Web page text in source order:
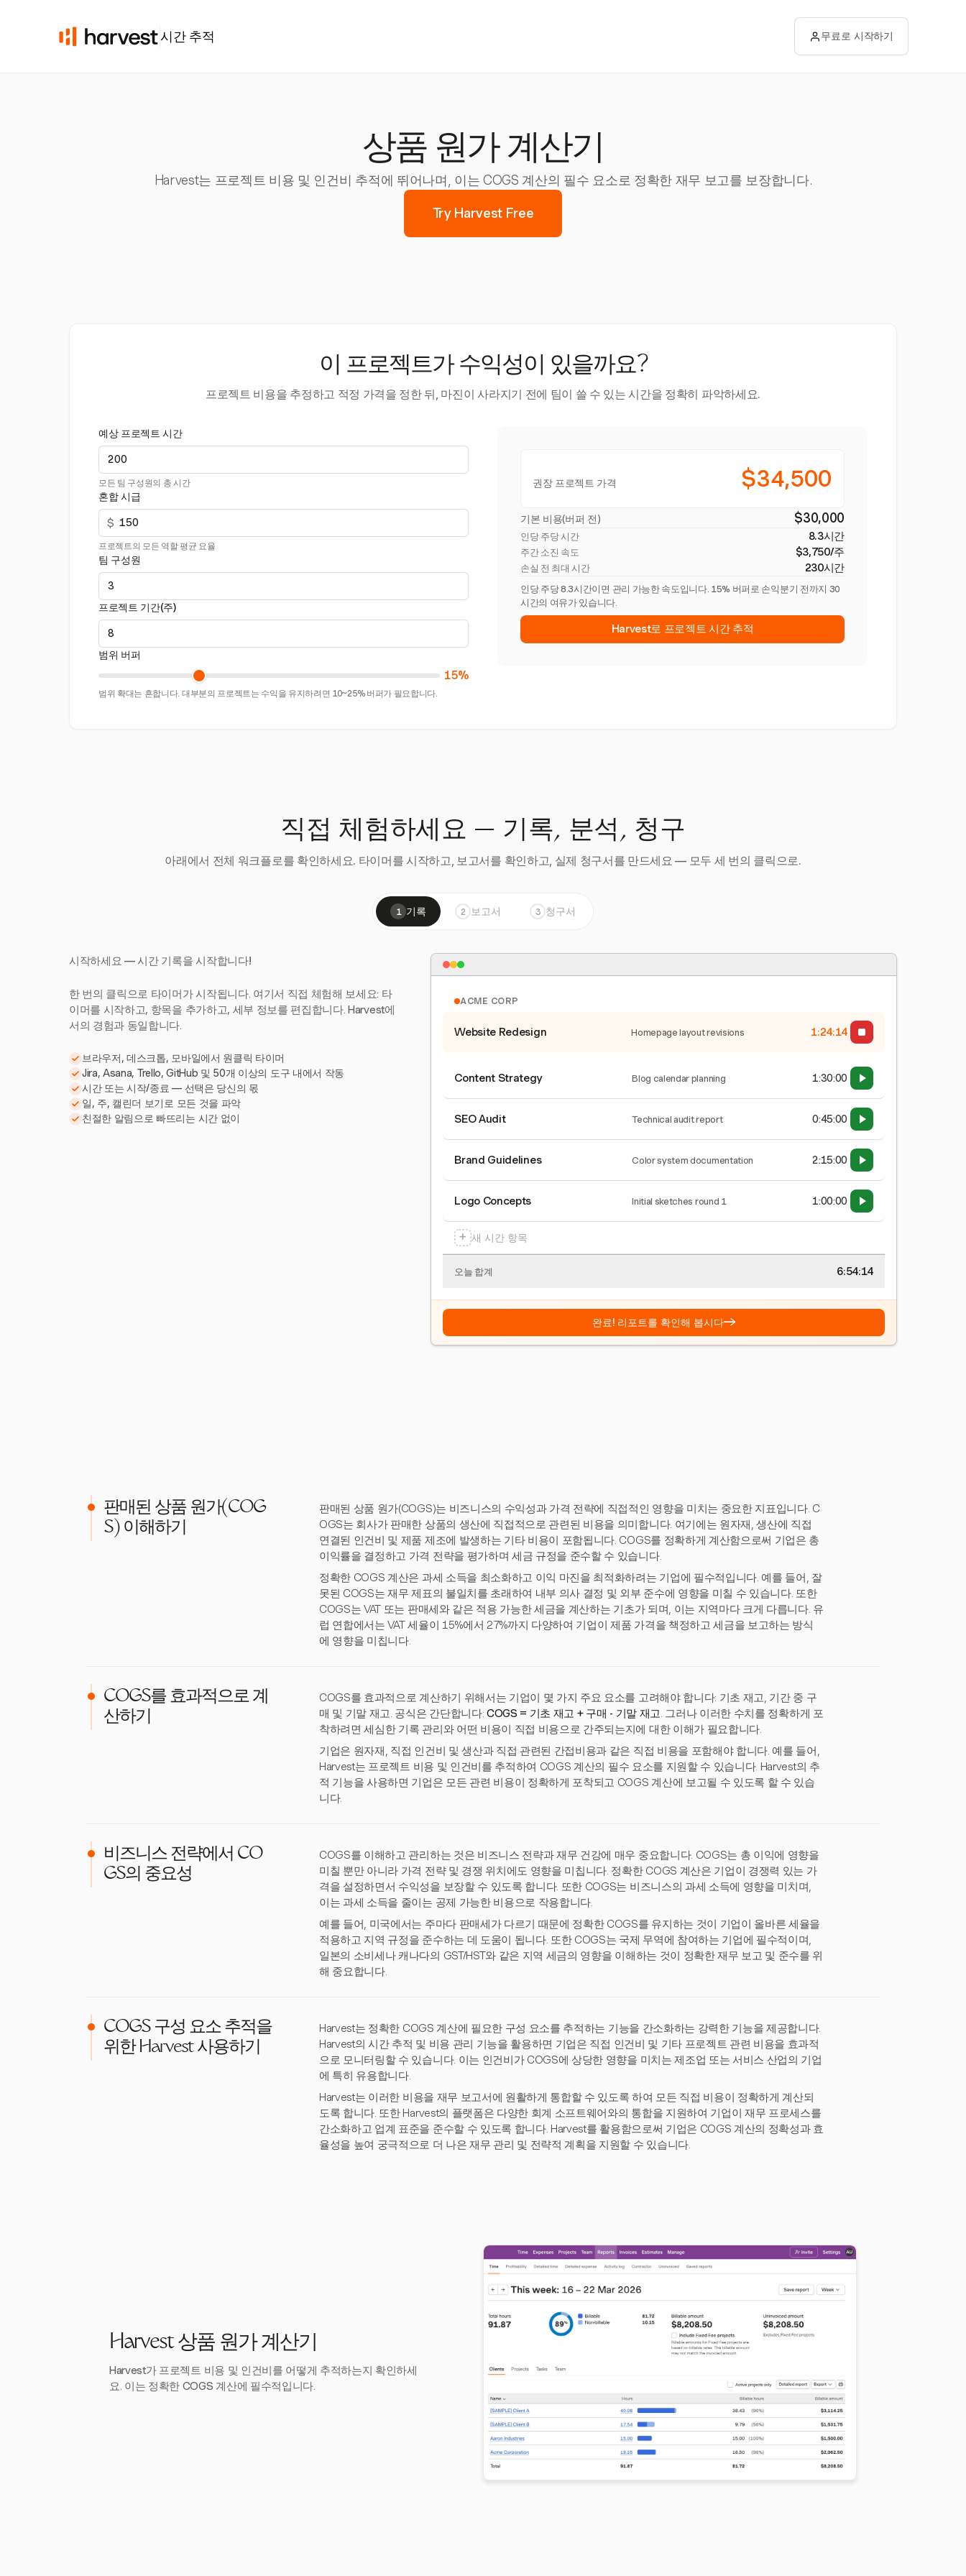
시간 추적 무료로 시작하기
상품 원가 계산기
Harvest는 프로젝트 비용 및 인건비 추적에 뛰어나며, 이는 COGS 계산의 필수 요소로 정확한 재무 보고를 보장합니다.
Try Harvest Free
이 프로젝트가 수익성이 있을까요?
프로젝트 비용을 추정하고 적정 가격을 정한 뒤, 마진이 사라지기 전에 팀이 쓸 수 있는 시간을 정확히 파악하세요.
예상 프로젝트 시간
모든 팀 구성원의 총 시간
혼합 시급
$
프로젝트의 모든 역할 평균 요율
팀 구성원
프로젝트 기간(주)
범위 버퍼
15%
범위 확대는 흔합니다. 대부분의 프로젝트는 수익을 유지하려면 10~25% 버퍼가 필요합니다.
권장 프로젝트 가격 $34,500
기본 비용(버퍼 전) $30,000
인당 주당 시간 8.3시간
주간 소진 속도 $3,750/주
손실 전 최대 시간 230시간
인당 주당 8.3시간이면 관리 가능한 속도입니다. 15% 버퍼로 손익분기 전까지 30
시간의 여유가 있습니다.
Harvest로 프로젝트 시간 추적
직접 체험하세요 — 기록, 분석, 청구
아래에서 전체 워크플로를 확인하세요. 타이머를 시작하고, 보고서를 확인하고, 실제 청구서를 만드세요 — 모두 세 번의 클릭으로.
1 기록 2 보고서 3 청구서
시작하세요 — 시간 기록을 시작합니다!
한 번의 클릭으로 타이머가 시작됩니다. 여기서 직접 체험해 보세요: 타
이머를 시작하고, 항목을 추가하고, 세부 정보를 편집합니다. Harvest에
서의 경험과 동일합니다.
브라우저, 데스크톱, 모바일에서 원클릭 타이머
Jira, Asana, Trello, GitHub 및 50개 이상의 도구 내에서 작동
시간 또는 시작/종료 — 선택은 당신의 몫
일, 주, 캘린더 보기로 모든 것을 파악
친절한 알림으로 빠뜨리는 시간 없이
ACME CORP
Website Redesign Homepage layout revisions 1:24:15
Content Strategy Blog calendar planning 1:30:00
SEO Audit Technical audit report 0:45:00
Brand Guidelines Color system documentation 2:15:00
Logo Concepts Initial sketches round 1 1:00:00
+ 새 시간 항목
오늘 합계 6:54:15
완료! 리포트를 확인해 봅시다→
판매된 상품 원가(COG
S) 이해하기
판매된 상품 원가(COGS)는 비즈니스의 수익성과 가격 전략에 직접적인 영향을 미치는 중요한 지표입니다. C
OGS는 회사가 판매한 상품의 생산에 직접적으로 관련된 비용을 의미합니다. 여기에는 원자재, 생산에 직접
연결된 인건비 및 제품 제조에 발생하는 기타 비용이 포함됩니다. COGS를 정확하게 계산함으로써 기업은 총
이익률을 결정하고 가격 전략을 평가하며 세금 규정을 준수할 수 있습니다.
정확한 COGS 계산은 과세 소득을 최소화하고 이익 마진을 최적화하려는 기업에 필수적입니다. 예를 들어, 잘
못된 COGS는 재무 제표의 불일치를 초래하여 내부 의사 결정 및 외부 준수에 영향을 미칠 수 있습니다. 또한
COGS는 VAT 또는 판매세와 같은 적용 가능한 세금을 계산하는 기초가 되며, 이는 지역마다 크게 다릅니다. 유
럽 연합에서는 VAT 세율이 15%에서 27%까지 다양하여 기업이 제품 가격을 책정하고 세금을 보고하는 방식
에 영향을 미칩니다.
COGS를 효과적으로 계
산하기
COGS를 효과적으로 계산하기 위해서는 기업이 몇 가지 주요 요소를 고려해야 합니다: 기초 재고, 기간 중 구
매 및 기말 재고. 공식은 간단합니다: COGS = 기초 재고 + 구매 - 기말 재고. 그러나 이러한 수치를 정확하게 포
착하려면 세심한 기록 관리와 어떤 비용이 직접 비용으로 간주되는지에 대한 이해가 필요합니다.
기업은 원자재, 직접 인건비 및 생산과 직접 관련된 간접비용과 같은 직접 비용을 포함해야 합니다. 예를 들어,
Harvest는 프로젝트 비용 및 인건비를 추적하여 COGS 계산의 필수 요소를 지원할 수 있습니다. Harvest의 추
적 기능을 사용하면 기업은 모든 관련 비용이 정확하게 포착되고 COGS 계산에 보고될 수 있도록 할 수 있습
니다.
비즈니스 전략에서 CO
GS의 중요성
COGS를 이해하고 관리하는 것은 비즈니스 전략과 재무 건강에 매우 중요합니다. COGS는 총 이익에 영향을
미칠 뿐만 아니라 가격 전략 및 경쟁 위치에도 영향을 미칩니다. 정확한 COGS 계산은 기업이 경쟁력 있는 가
격을 설정하면서 수익성을 보장할 수 있도록 합니다. 또한 COGS는 비즈니스의 과세 소득에 영향을 미치며,
이는 과세 소득을 줄이는 공제 가능한 비용으로 작용합니다.
예를 들어, 미국에서는 주마다 판매세가 다르기 때문에 정확한 COGS를 유지하는 것이 기업이 올바른 세율을
적용하고 지역 규정을 준수하는 데 도움이 됩니다. 또한 COGS는 국제 무역에 참여하는 기업에 필수적이며,
일본의 소비세나 캐나다의 GST/HST와 같은 지역 세금의 영향을 이해하는 것이 정확한 재무 보고 및 준수를 위
해 중요합니다.
COGS 구성 요소 추적을
위한 Harvest 사용하기
Harvest는 정확한 COGS 계산에 필요한 구성 요소를 추적하는 기능을 간소화하는 강력한 기능을 제공합니다.
Harvest의 시간 추적 및 비용 관리 기능을 활용하면 기업은 직접 인건비 및 기타 프로젝트 관련 비용을 효과적
으로 모니터링할 수 있습니다. 이는 인건비가 COGS에 상당한 영향을 미치는 제조업 또는 서비스 산업의 기업
에 특히 유용합니다.
Harvest는 이러한 비용을 재무 보고서에 원활하게 통합할 수 있도록 하여 모든 직접 비용이 정확하게 계산되
도록 합니다. 또한 Harvest의 플랫폼은 다양한 회계 소프트웨어와의 통합을 지원하여 기업이 재무 프로세스를
간소화하고 업계 표준을 준수할 수 있도록 합니다. Harvest를 활용함으로써 기업은 COGS 계산의 정확성과 효
율성을 높여 궁극적으로 더 나은 재무 관리 및 전략적 계획을 지원할 수 있습니다.
Harvest 상품 원가 계산기
Harvest가 프로젝트 비용 및 인건비를 어떻게 추적하는지 확인하세
요. 이는 정확한 COGS 계산에 필수적입니다.